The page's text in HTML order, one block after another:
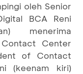
oleh Senior
BCA Reni
menerima
Center
of Contact
(keenam kiri)